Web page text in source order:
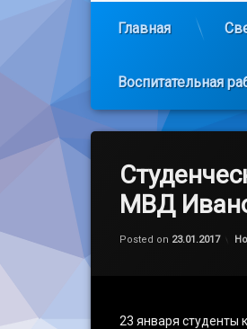
Главная
Воспитательная
МВД
Posted on 23.01.2017
by
23 января студенты